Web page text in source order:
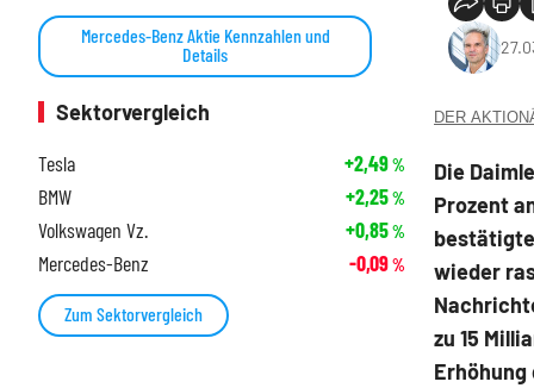
DER
Die
Prozent
wieder
zu 15
Mercedes-Benz Aktie Kennzahlen und
Details
Sektorvergleich
Tesla
+2,49%
BMW +2,25%
Volkswagen Vz. +0,85%
Mercedes-Benz -0,09%
Zum Sektorvergleich